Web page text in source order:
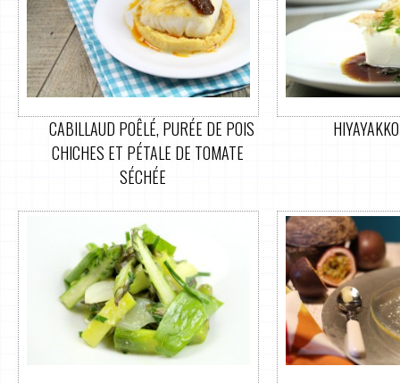
CABILLAUD POÊLÉ, PURÉE DE POIS
CHICHES ET PÉTALE DE TOMATE
SÉCHÉE